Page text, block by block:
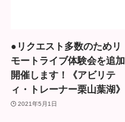
●リクエスト多数のためリ
モートライブ体験会を追加
開催します！《アビリテ
ィ・トレーナー栗山葉湖》
2021年5月1日